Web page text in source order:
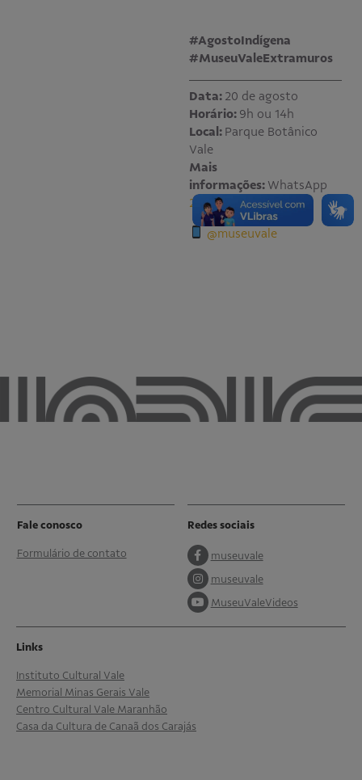
#AgostoIndígena
#MuseuValeExtramuros
Data: 20 de agosto
Horário: 9h ou 14h
Local: Parque Botânico
Vale
Mais
informações: WhatsApp
27 99277-4474
@museuvale
Fale conosco
Formulário de contato
Redes sociais
museuvale
museuvale
MuseuValeVideos
Links
Instituto Cultural Vale
Memorial Minas Gerais Vale
Centro Cultural Vale Maranhão
Casa da Cultura de Canaã dos Carajás